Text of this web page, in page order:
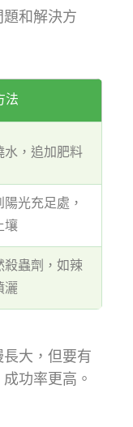
和解決方
法
水，追加肥料
光充足處，
壤
殺蟲劑，如辣
灑
大，但要有
功率更高。